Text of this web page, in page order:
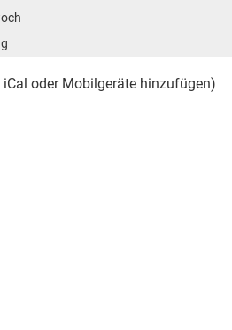
oder Mobilgeräte hinzufügen)